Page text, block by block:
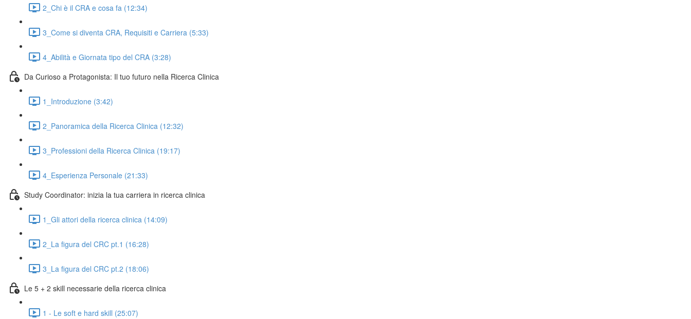
2_Chi è il CRA e cosa fa (12:34)
3_Come si diventa CRA, Requisiti e Carriera (5:33)
4_Abilità e Giornata tipo del CRA (3:28)
Da Curioso a Protagonista: Il tuo futuro nella Ricerca Clinica
1_Introduzione (3:42)
2_Panoramica della Ricerca Clinica (12:32)
3_Professioni della Ricerca Clinica (19:17)
4_Esperienza Personale (21:33)
Study Coordinator: inizia la tua carriera in ricerca clinica
1_Gli attori della ricerca clinica (14:09)
2_La figura del CRC pt.1 (16:28)
3_La figura del CRC pt.2 (18:06)
Le 5 + 2 skill necessarie della ricerca clinica
1 - Le soft e hard skill (25:07)